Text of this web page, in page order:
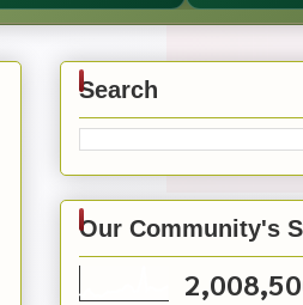
Search
Our Community's